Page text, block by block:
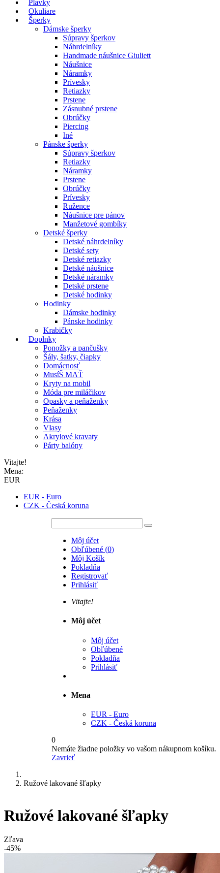
Plavky
Okuliare
Šperky
Dámske šperky
Súpravy šperkov
Náhrdelníky
Handmade náušnice Giuliett
Náušnice
Náramky
Prívesky
Retiazky
Prstene
Zásnubné prstene
Obrúčky
Piercing
Iné
Pánske šperky
Súpravy šperkov
Retiazky
Náramky
Prstene
Obrúčky
Prívesky
Ružence
Náušnice pre pánov
Manžetové gombíky
Detské šperky
Detské náhrdelníky
Detské sety
Detské retiazky
Detské náušnice
Detské náramky
Detské prstene
Detské hodinky
Hodinky
Dámske hodinky
Pánske hodinky
Krabičky
Doplnky
Ponožky a pančušky
Šály, šatky, čiapky
Domácnosť
MusíŠ MAŤ
Kryty na mobil
Móda pre miláčikov
Opasky a peňaženky
Peňaženky
Krása
Vlasy
Akrylové kravaty
Párty balóny
Vitajte!
Mena:
EUR
EUR - Euro
CZK - Česká koruna
Môj účet
Obľúbené (0)
Môj Košík
Pokladňa
Registrovať
Prihlásiť
Vitajte!
Môj účet
Môj účet
Obľúbené
Pokladňa
Prihlásiť
Mena
EUR - Euro
CZK - Česká koruna
0
Nemáte žiadne položky vo vašom nákupnom košíku.
Zavrieť
Ružové lakované šľapky
Ružové lakované šľapky
Zľava
-45%